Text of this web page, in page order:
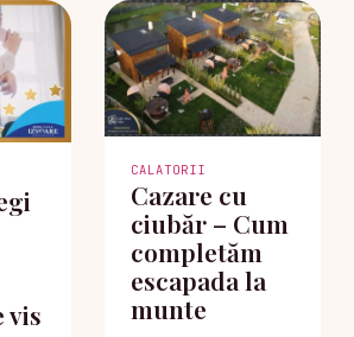
vis
CALATORII
Cazare cu
ciubăr – Cum
completăm
escapada la
munte